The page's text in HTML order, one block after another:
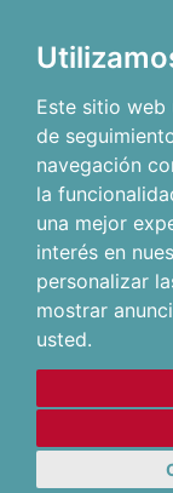
Este sitio
de
navegación
la
una mejor
interés en
personalizar
mostrar
usted.